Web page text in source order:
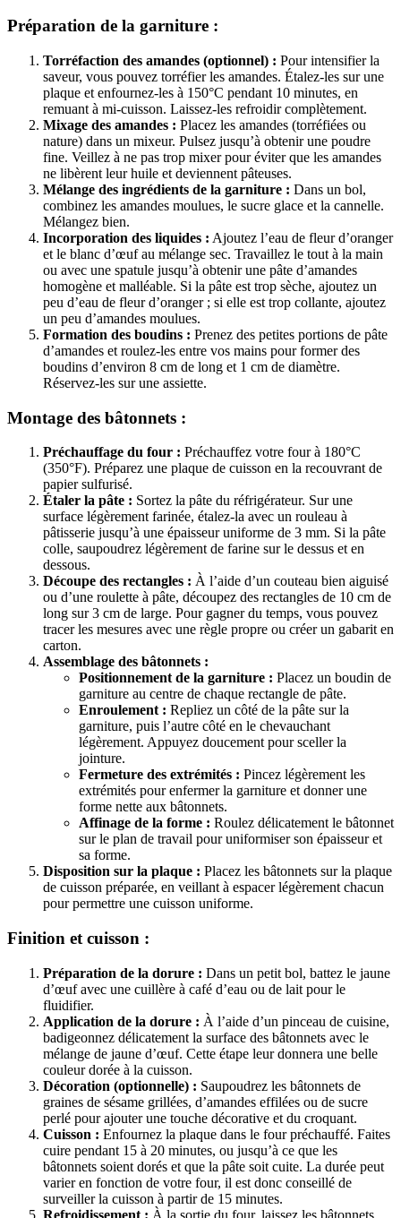
Préparation de la garniture :
Torréfaction des amandes (optionnel) : Pour intensifier la
saveur, vous pouvez torréfier les amandes. Étalez-les sur une
plaque et enfournez-les à 150°C pendant 10 minutes, en
remuant à mi-cuisson. Laissez-les refroidir complètement.
Mixage des amandes : Placez les amandes (torréfiées ou
nature) dans un mixeur. Pulsez jusqu’à obtenir une poudre
fine. Veillez à ne pas trop mixer pour éviter que les amandes
ne libèrent leur huile et deviennent pâteuses.
Mélange des ingrédients de la garniture : Dans un bol,
combinez les amandes moulues, le sucre glace et la cannelle.
Mélangez bien.
Incorporation des liquides : Ajoutez l’eau de fleur d’oranger
et le blanc d’œuf au mélange sec. Travaillez le tout à la main
ou avec une spatule jusqu’à obtenir une pâte d’amandes
homogène et malléable. Si la pâte est trop sèche, ajoutez un
peu d’eau de fleur d’oranger ; si elle est trop collante, ajoutez
un peu d’amandes moulues.
Formation des boudins : Prenez des petites portions de pâte
d’amandes et roulez-les entre vos mains pour former des
boudins d’environ 8 cm de long et 1 cm de diamètre.
Réservez-les sur une assiette.
Montage des bâtonnets :
Préchauffage du four : Préchauffez votre four à 180°C
(350°F). Préparez une plaque de cuisson en la recouvrant de
papier sulfurisé.
Étaler la pâte : Sortez la pâte du réfrigérateur. Sur une
surface légèrement farinée, étalez-la avec un rouleau à
pâtisserie jusqu’à une épaisseur uniforme de 3 mm. Si la pâte
colle, saupoudrez légèrement de farine sur le dessus et en
dessous.
Découpe des rectangles : À l’aide d’un couteau bien aiguisé
ou d’une roulette à pâte, découpez des rectangles de 10 cm de
long sur 3 cm de large. Pour gagner du temps, vous pouvez
tracer les mesures avec une règle propre ou créer un gabarit en
carton.
Assemblage des bâtonnets :
Positionnement de la garniture : Placez un boudin de
garniture au centre de chaque rectangle de pâte.
Enroulement : Repliez un côté de la pâte sur la
garniture, puis l’autre côté en le chevauchant
légèrement. Appuyez doucement pour sceller la
jointure.
Fermeture des extrémités : Pincez légèrement les
extrémités pour enfermer la garniture et donner une
forme nette aux bâtonnets.
Affinage de la forme : Roulez délicatement le bâtonnet
sur le plan de travail pour uniformiser son épaisseur et
sa forme.
Disposition sur la plaque : Placez les bâtonnets sur la plaque
de cuisson préparée, en veillant à espacer légèrement chacun
pour permettre une cuisson uniforme.
Finition et cuisson :
Préparation de la dorure : Dans un petit bol, battez le jaune
d’œuf avec une cuillère à café d’eau ou de lait pour le
fluidifier.
Application de la dorure : À l’aide d’un pinceau de cuisine,
badigeonnez délicatement la surface des bâtonnets avec le
mélange de jaune d’œuf. Cette étape leur donnera une belle
couleur dorée à la cuisson.
Décoration (optionnelle) : Saupoudrez les bâtonnets de
graines de sésame grillées, d’amandes effilées ou de sucre
perlé pour ajouter une touche décorative et du croquant.
Cuisson : Enfournez la plaque dans le four préchauffé. Faites
cuire pendant 15 à 20 minutes, ou jusqu’à ce que les
bâtonnets soient dorés et que la pâte soit cuite. La durée peut
varier en fonction de votre four, il est donc conseillé de
surveiller la cuisson à partir de 15 minutes.
Refroidissement : À la sortie du four, laissez les bâtonnets